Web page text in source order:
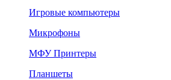
Игровые компьютеры
Микрофоны
МФУ Принтеры
Планшеты